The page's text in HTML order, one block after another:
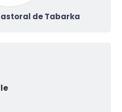
de Tabarka